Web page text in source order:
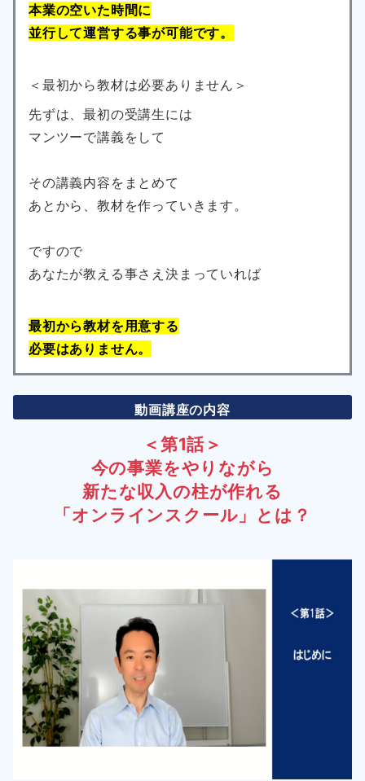
本業の空いた時間に
並行して運営する事が可能です。
＜最初から教材は必要ありません＞
先ずは、最初の受講生には
マンツーで講義をして
その講義内容をまとめて
あとから、教材を作っていきます。
ですので
あなたが教える事さえ決まっていれば
最初から教材を用意する
必要はありません。
動画講座の内容
＜第1話＞
今の事業をやりながら
新たな収入の柱が作れる
「オンラインスクール」とは？